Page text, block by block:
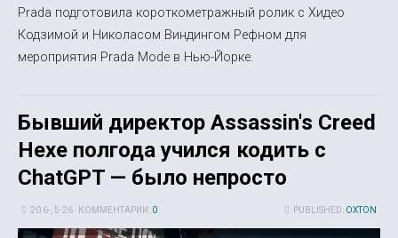
Prada подготовила короткометражный ролик с Хидео
Кодзимой и Николасом Виндингом Рефном для
мероприятия Prada Mode в Нью-Йорке.
Бывший директор Assassin's Creed
Hexe полгода учился кодить с
ChatGPT — было непросто
PUBLISHED: OXTON
20 6-, 5-26 КОММЕНТАРИИ: 0